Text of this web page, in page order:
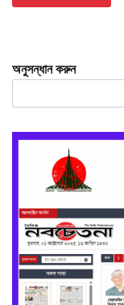
অনুসন্ধান করুন